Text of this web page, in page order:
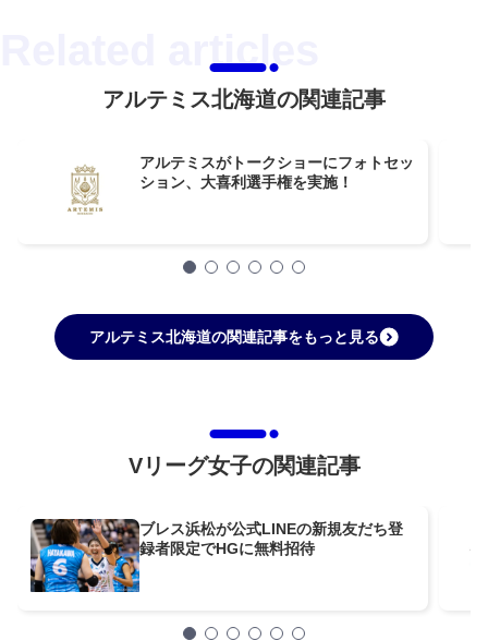
アルテミス北海道の関連記事
アルテミスがトークショーにフォトセッ
ション、大喜利選手権を実施！
アルテミス北海道の関連記事をもっと見る
Vリーグ女子の関連記事
ブレス浜松が公式LINEの新規友だち登
録者限定でHGに無料招待